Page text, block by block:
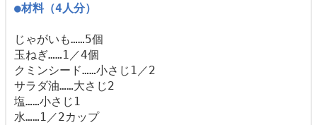
●材料（4人分）
じゃがいも……5個
玉ねぎ……1／4個
クミンシード……小さじ1／2
サラダ油……大さじ2
塩……小さじ1
水……1／2カップ